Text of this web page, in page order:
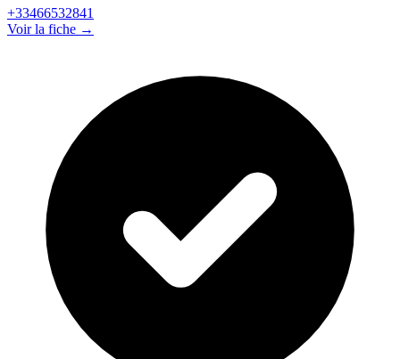
+33466532841
Voir la fiche →